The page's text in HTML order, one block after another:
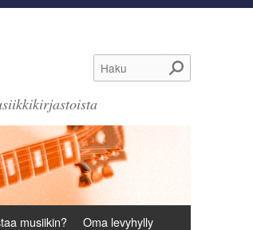
Haku
musiikin?
Oma levyhylly